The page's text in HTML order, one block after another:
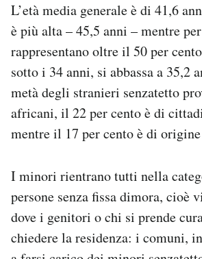
L’età media generale è di 41,6
è più alta – 45,5 anni – mentre
rappresentano oltre il 50 per
sotto i 34 anni, si abbassa a 35,2
metà degli stranieri senzatetto
africani, il 22 per cento è di
mentre il 17 per cento è di
I minori rientrano tutti nella
persone senza fissa dimora, cioè
dove i genitori o chi si prende
chiedere la residenza: i comuni,